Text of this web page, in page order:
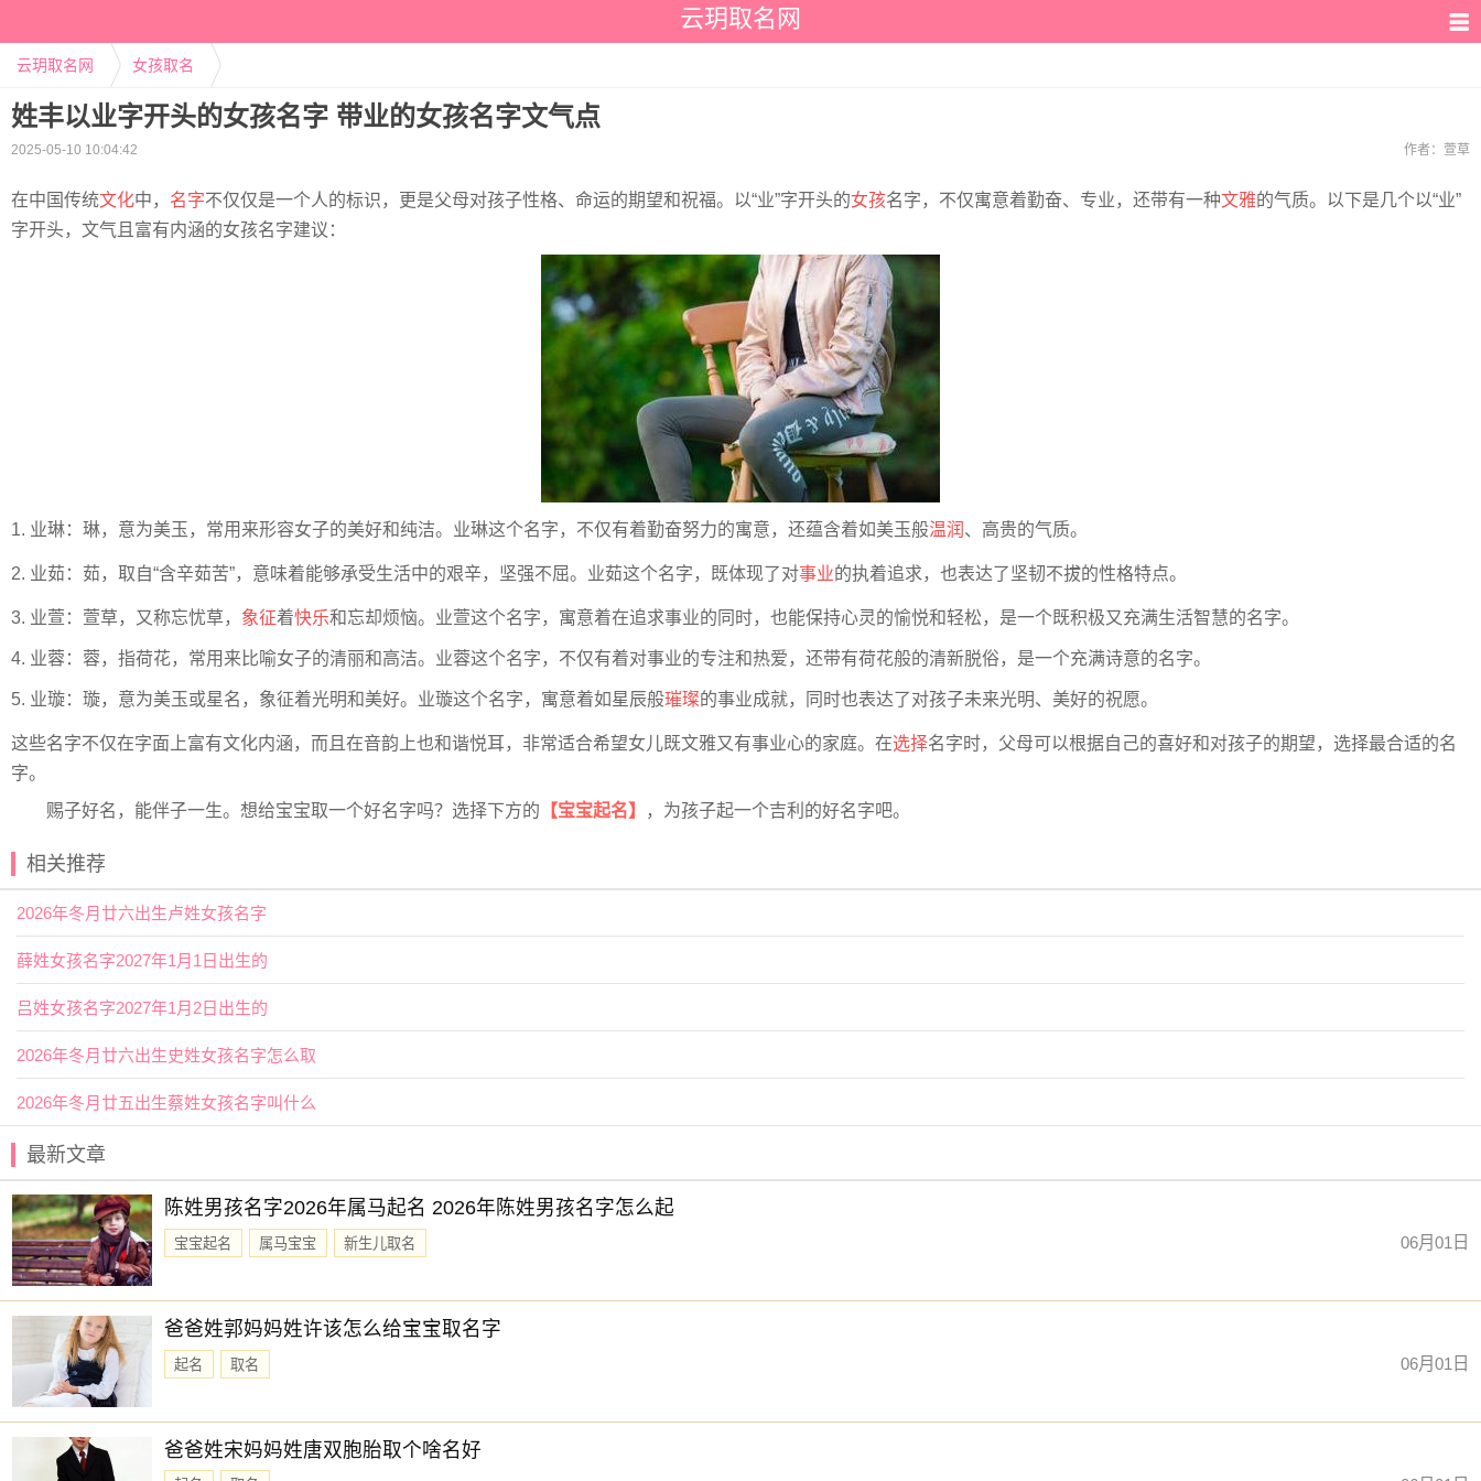
云玥取名网
云玥取名网 女孩取名
姓丰以业字开头的女孩名字 带业的女孩名字文气点
2025-05-10 10:04:42 作者： 萱草
在中国传统文化中， 名字不仅仅是一个人的标识，更是父母对孩子性格、命运的期望和祝福。以“业”字开头的女孩名字，不仅寓意着勤奋、专业，还带有一种文雅的气质。以下是几个以“业”
字开头，文气且富有内涵的女孩名字建议：
1. 业琳：琳，意为美玉，常用来形容女子的美好和纯洁。业琳这个名字，不仅有着勤奋努力的寓意，还蕴含着如美玉般温润 、高贵的气质。
2. 业茹：茹，取自“含辛茹苦”，意味着能够承受生活中的艰辛，坚强不屈。业茹这个名字，既体现了对事业的执着追求，也表达了坚韧不拔的性格特点。
3. 业萱：萱草，又称忘忧草， 象征着快乐和忘却烦恼。业萱这个名字，寓意着在追求事业的同时，也能保持心灵的愉悦和轻松，是一个既积极又充满生活智慧的名字。
4. 业蓉：蓉，指荷花，常用来比喻女子的清丽和高洁。业蓉这个名字，不仅有着对事业的专注和热爱，还带有荷花般的清新脱俗，是一个充满诗意的名字。
5. 业璇：璇，意为美玉或星名，象征着光明和美好。业璇这个名字，寓意着如星辰般璀璨的事业成就，同时也表达了对孩子未来光明、美好的祝愿。
这些名字不仅在字面上富有文化内涵，而且在音韵上也和谐悦耳，非常适合希望女儿既文雅又有事业心的家庭。在选择名字时，父母可以根据自己的喜好和对孩子的期望，选择最合适的名
字。
赐子好名，能伴子一生。想给宝宝取一个好名字吗？选择下方的 【宝宝起名】 ，为孩子起一个吉利的好名字吧。
相关推荐
2026年冬月廿六出生卢姓女孩名字
薛姓女孩名字2027年1月1日出生的
吕姓女孩名字2027年1月2日出生的
2026年冬月廿六出生史姓女孩名字怎么取
2026年冬月廿五出生蔡姓女孩名字叫什么
最新文章
陈姓男孩名字2026年属马起名 2026年陈姓男孩名字怎么起
宝宝起名 属马宝宝 新生儿取名 06月01日
爸爸姓郭妈妈姓许该怎么给宝宝取名字
起名 取名 06月01日
爸爸姓宋妈妈姓唐双胞胎取个啥名好